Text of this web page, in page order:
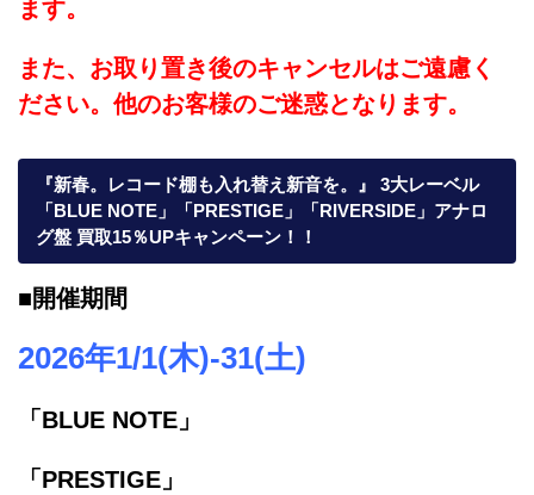
ます。
また、お取り置き後のキャンセルはご遠慮く
ださい。他のお客様のご迷惑となります。
『新春。レコード棚も入れ替え新音を。』 3大レーベル
「BLUE NOTE」「PRESTIGE」「RIVERSIDE」アナロ
グ盤 買取15％UPキャンペーン！！
■開催期間
2026年1/1(木)-31(土)
「BLUE NOTE」
「PRESTIGE」